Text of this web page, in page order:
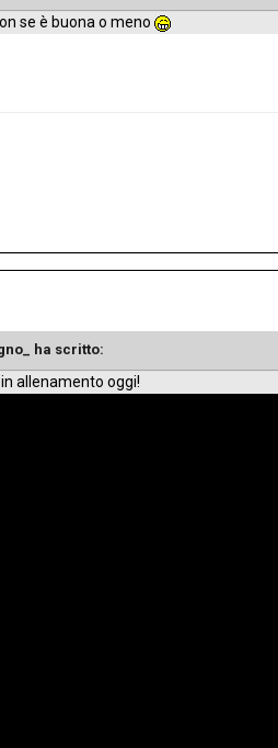
se è buona o meno
ha scritto:
allenamento oggi!